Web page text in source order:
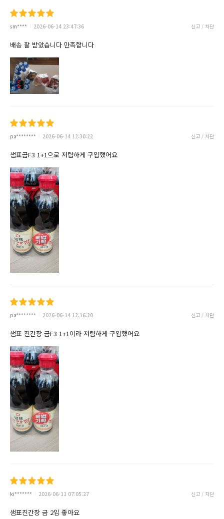
sm**** 2026-06-14 23:47:36 신고 / 차단
배송 잘 받았습니다 만족합니다
pa******** 2026-06-14 12:30:22 신고 / 차단
샘표금F3 1+1으로 저렴하게 구입했어요
pa******** 2026-06-14 12:16:20 신고 / 차단
샘표 진간장 금F3 1+1이라 저렴하게 구입했어요
ki******* 2026-06-11 07:05:27 신고 / 차단
샘표진간장 금 2입 좋아요